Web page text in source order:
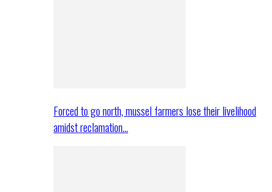
Forced to go north, mussel farmers lose their livelihood
amidst reclamation…